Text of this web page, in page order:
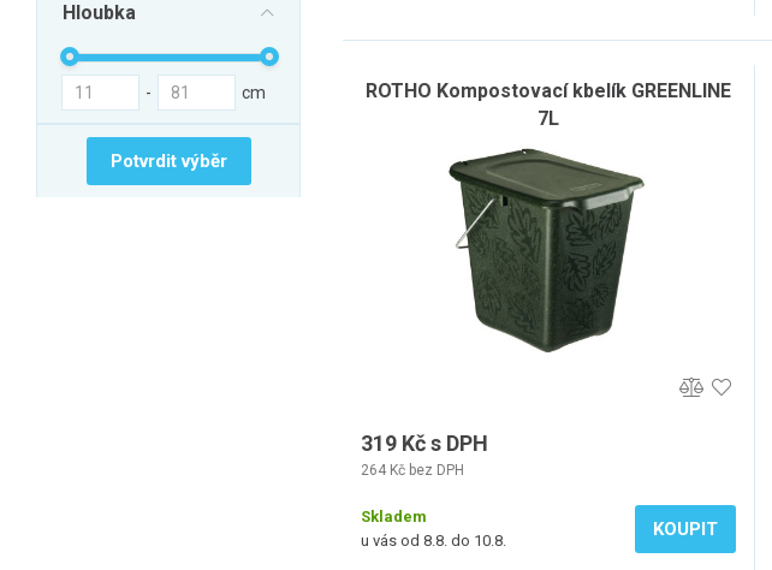
Hloubka
- cm
Potvrdit výběr
ROTHO Kompostovací kbelík GREENLINE
7L
319 Kč s DPH
264 Kč bez DPH
Skladem
u vás od 8.8. do 10.8.
KOUPIT